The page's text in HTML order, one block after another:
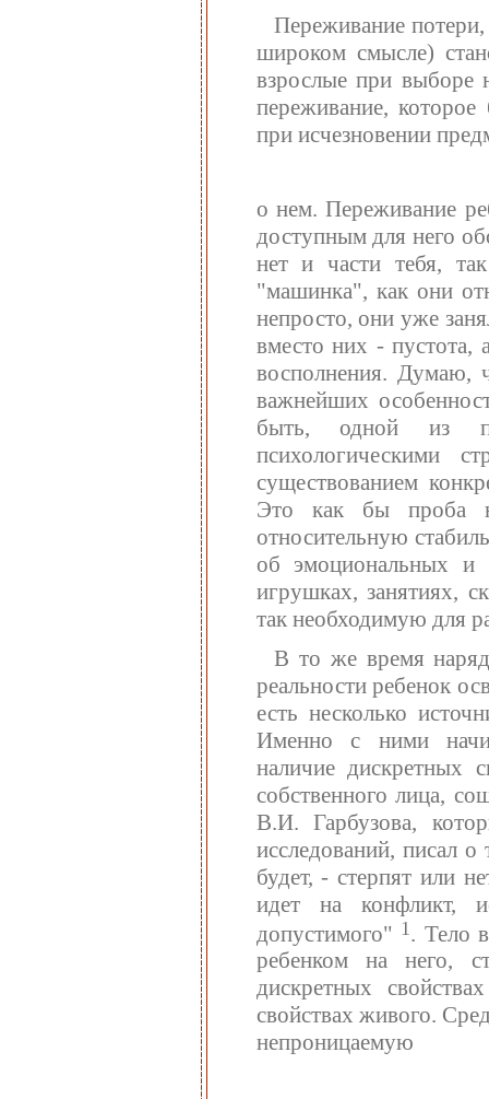
Переживание
широком смысле)
взрослые при выборе
переживание,
при исчезновении
о нем. Переживание
доступным для него
нет и части тебя,
"машинка", как они
непросто, они уже
вместо них - пустота,
восполнения. Думаю,
важнейших
быть, одной из
психологическими
существованием
Это как бы проба
относительную
об эмоциональных и
игрушках, занятиях,
так необходимую для
В то же время
реальности ребенок
есть несколько
Именно с ними
наличие дискретных
собственного лица,
В.И. Гарбузова,
исследований, писал
будет, - стерпят или
идет на конфликт,
допустимого" 1. Тело
ребенком на него,
дискретных
свойствах живого.
непроницаемую